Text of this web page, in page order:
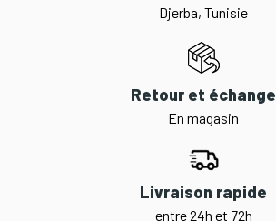
Djerba, Tunisie
Retour et échange
En magasin
Livraison rapide
entre 24h et 72h